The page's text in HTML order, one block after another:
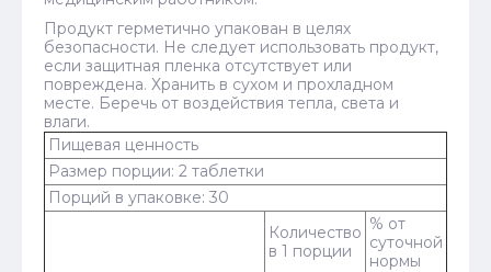
Продукт герметично упакован в целях
безопасности. Не следует использовать продукт,
если защитная пленка отсутствует или
повреждена. Хранить в сухом и прохладном
месте. Беречь от воздействия тепла, света и
влаги.
Пищевая ценность
Размер порции: 2 таблетки
Порций в упаковке: 30
Количество
в 1 порции
% от
суточной
нормы